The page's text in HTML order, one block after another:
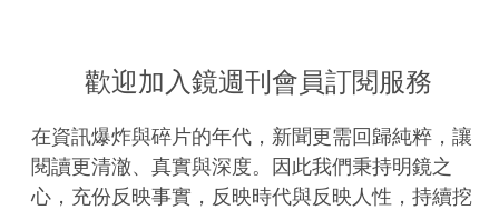
歡迎加入鏡週刊會員訂閱服務
在資訊爆炸與碎片的年代，新聞更需回歸純粹，讓
閱讀更清澈、真實與深度。因此我們秉持明鏡之
心，充份反映事實，反映時代與反映人性，持續挖